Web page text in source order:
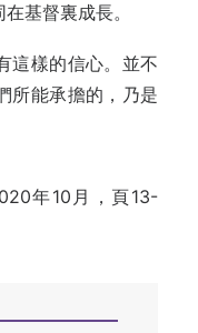
基督裏成長。
這樣的信心。並不
所能承擔的，乃是
年10月，頁13-